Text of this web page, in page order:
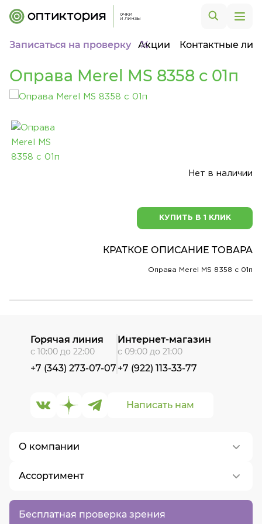
Записаться на проверку Акции Контактные
Оправа Merel MS 8358 с 01п
Нет в наличии
КУПИТЬ В 1 КЛИК
КРАТКОЕ ОПИСАНИЕ ТОВАРА
Оправа Merel MS 8358 с 01п
Бесплатная проверка зрения
О компании
О нас
Контакты
Вакансии
Ассортимент
Написать нам
Горячая линия
с 10:00 до 22:00
+7 (343) 273-07-07
Интернет-магазин
с 09:00 до 21:00
+7 (922) 113-33-77